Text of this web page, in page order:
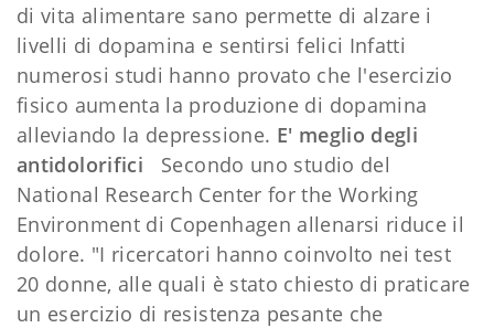
di vita alimentare sano permette di alzare i
livelli di dopamina e sentirsi felici Infatti
numerosi studi hanno provato che l'esercizio
fisico aumenta la produzione di dopamina
alleviando la depressione. E' meglio degli
antidolorifici Secondo uno studio del
National Research Center for the Working
Environment di Copenhagen allenarsi riduce il
dolore. "I ricercatori hanno coinvolto nei test
20 donne, alle quali è stato chiesto di praticare
un esercizio di resistenza pesante che